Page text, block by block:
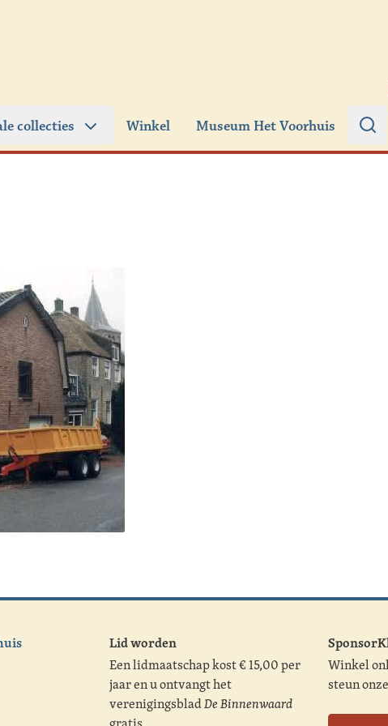
collecties Winkel Museum Het Voorhuis
Lid worden
Een lidmaatschap kost € 15,00 per
jaar en u ontvangt het
verenigingsbladDe Binnenwaard
Winkel
steun